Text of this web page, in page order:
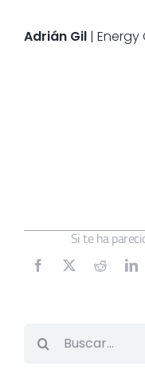
Adrián Gil| Energy
Si te ha